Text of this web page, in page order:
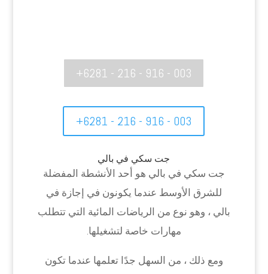
+6281 - 216 - 916 - 003
+6281 - 216 - 916 - 003
جت سكي في بالي
جت سكي في بالي هو أحد الأنشطة المفضلة
للشرق الأوسط عندما يكونون في إجازة في
بالي ، وهو نوع من الرياضات المائية التي تتطلب
مهارات خاصة لتشغيلها.
ومع ذلك ، من السهل جدًا تعلمها عندما تكون